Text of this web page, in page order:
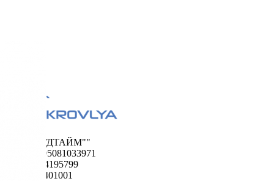
ООО "ФУДТАЙМ""
ОГРН 1195081033971
ИНН 5024195799
КПП 502401001